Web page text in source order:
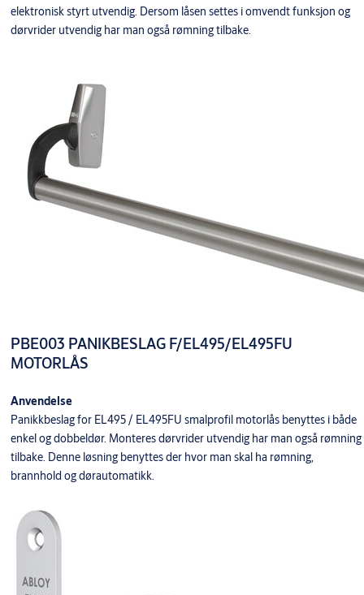
elektronisk styrt utvendig. Dersom låsen settes i omvendt funksjon og
dørvrider utvendig har man også rømning tilbake.
PBE003 PANIKBESLAG F/EL495/EL495FU
MOTORLÅS
Anvendelse
Panikkbeslag for EL495 / EL495FU smalprofil motorlås benyttes i både
enkel og dobbeldør. Monteres dørvrider utvendig har man også rømning
tilbake. Denne løsning benyttes der hvor man skal ha rømning,
brannhold og dørautomatikk.